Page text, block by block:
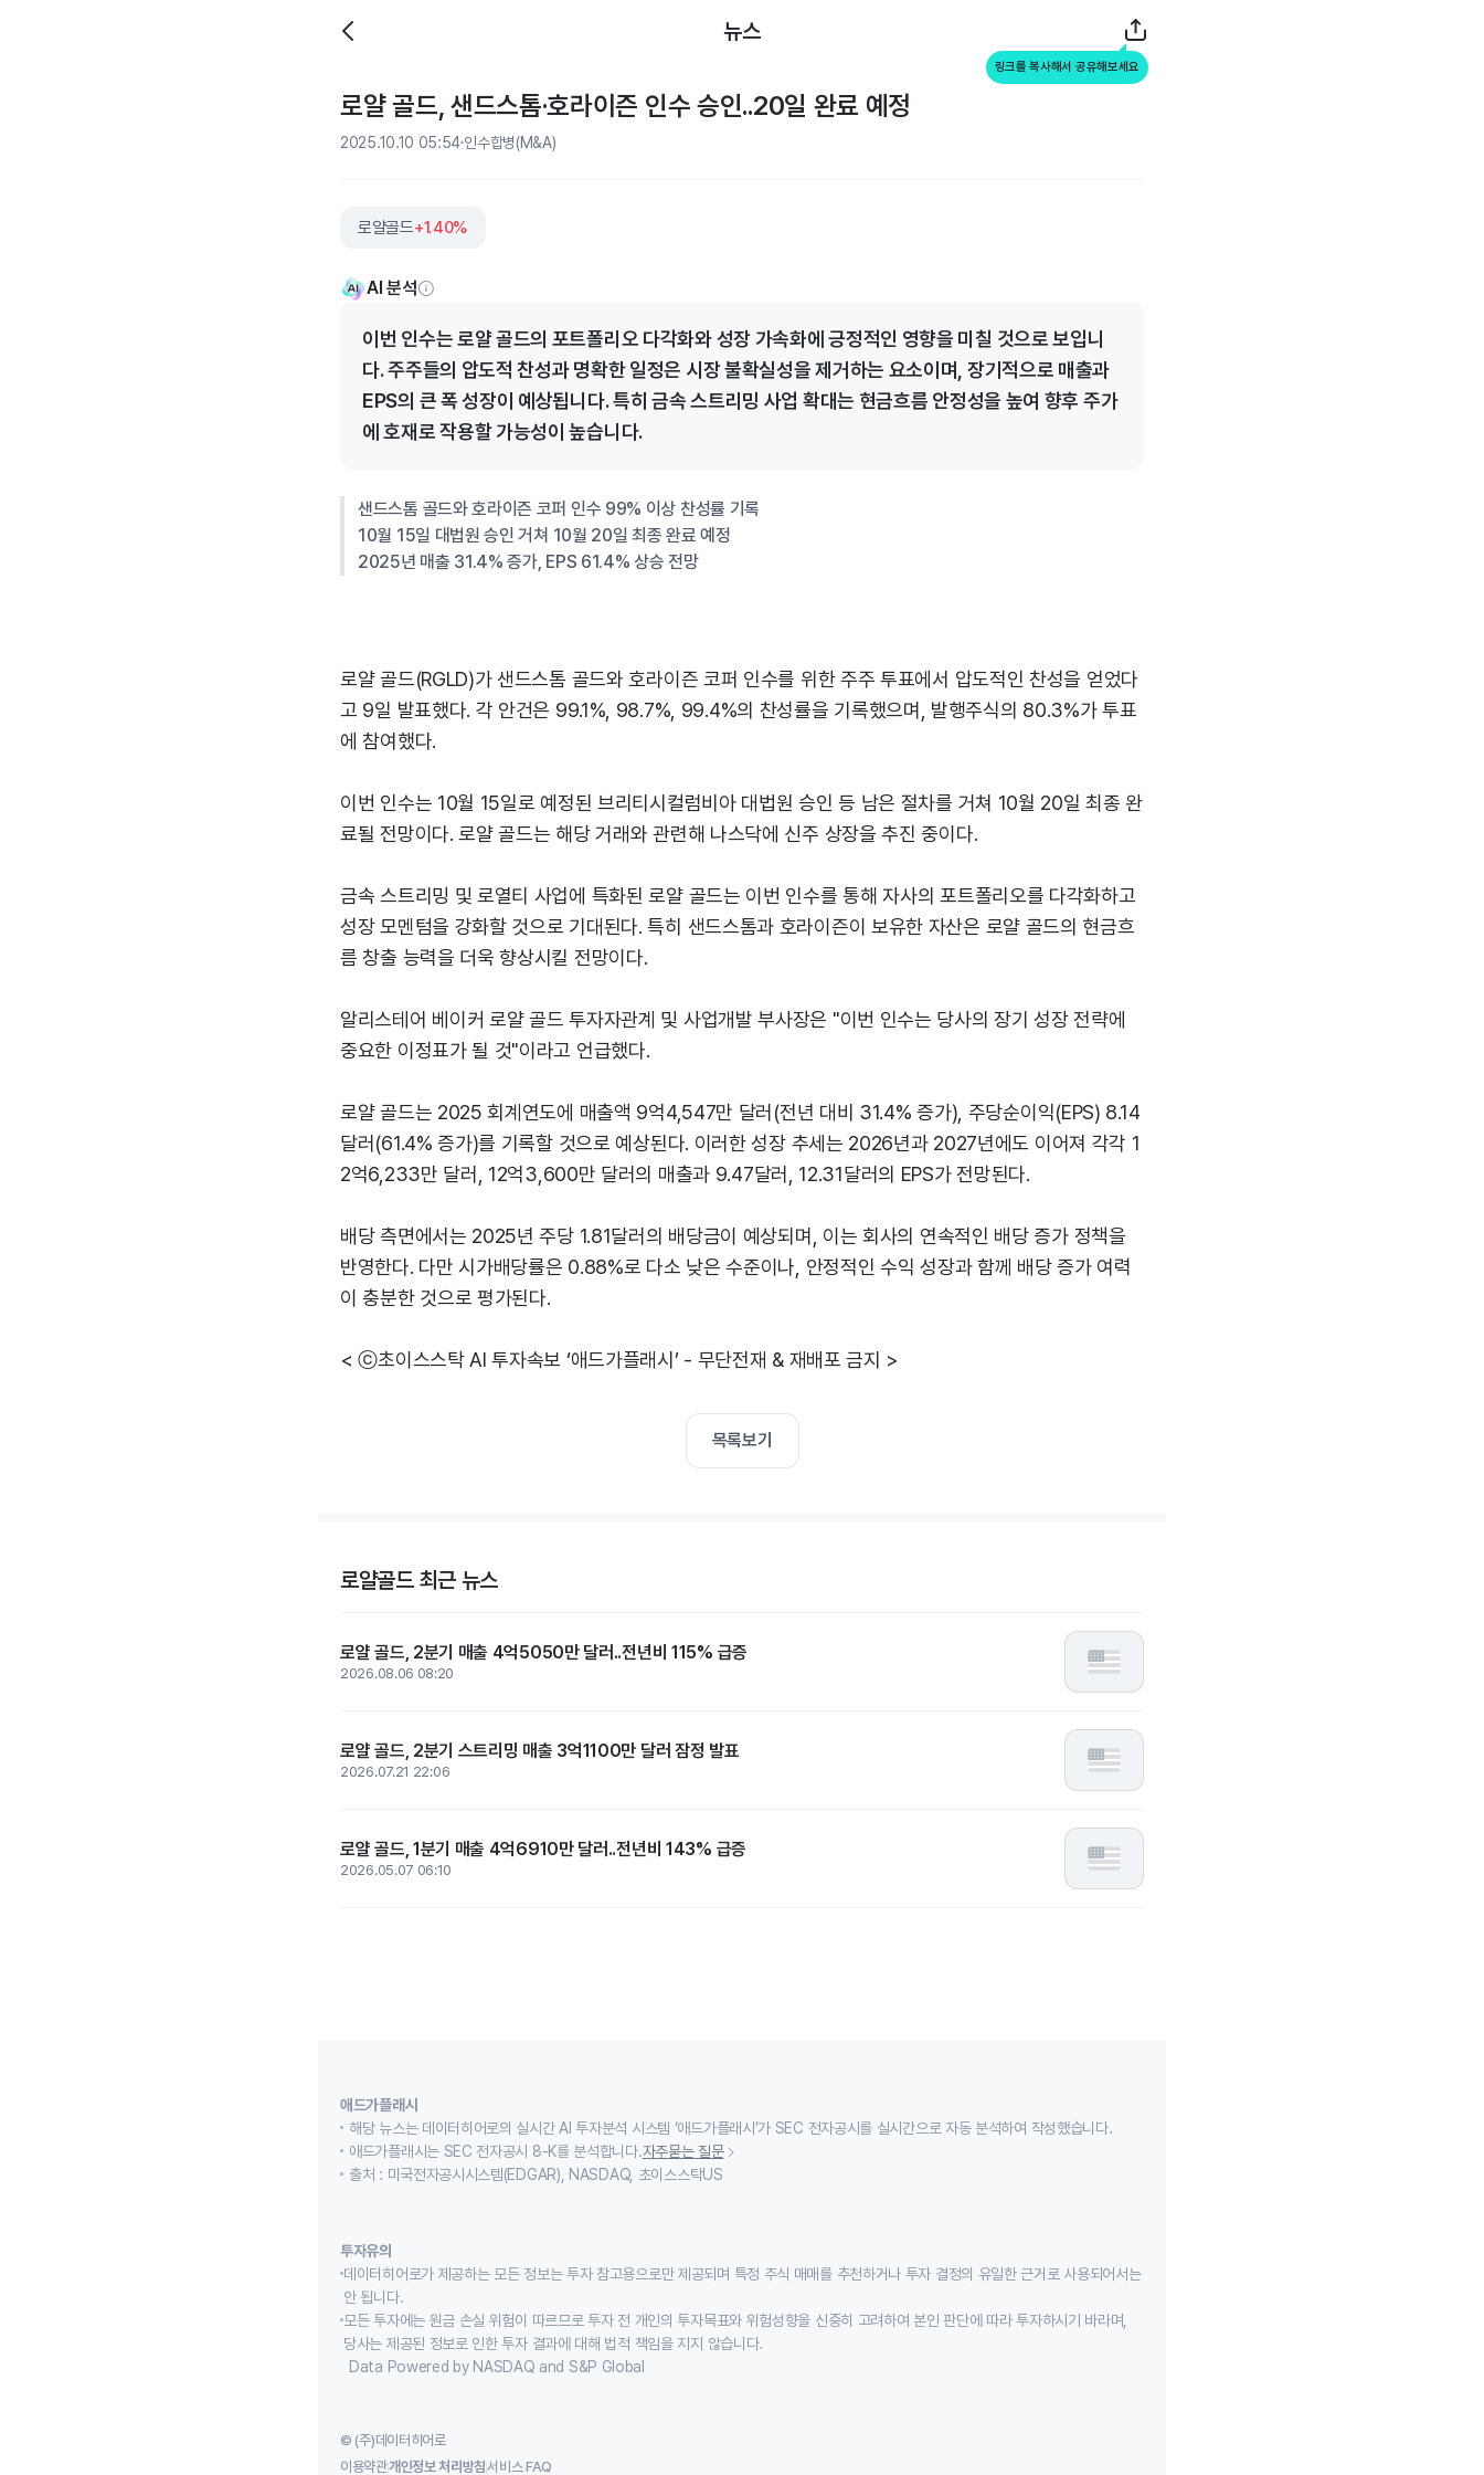
뉴스
링크를 복사해서 공유해보세요
로얄 골드, 샌드스톰·호라이즌 인수 승인..20일 완료 예정
2025.10.10 05:54 인수합병(M&A)
로얄골드+1.40%
AI 분석
이번 인수는 로얄 골드의 포트폴리오 다각화와 성장 가속화에 긍정적인 영향을 미칠 것으로 보입니
다. 주주들의 압도적 찬성과 명확한 일정은 시장 불확실성을 제거하는 요소이며, 장기적으로 매출과
EPS의 큰 폭 성장이 예상됩니다. 특히 금속 스트리밍 사업 확대는 현금흐름 안정성을 높여 향후 주가
에 호재로 작용할 가능성이 높습니다.
샌드스톰 골드와 호라이즌 코퍼 인수 99% 이상 찬성률 기록
10월 15일 대법원 승인 거쳐 10월 20일 최종 완료 예정
2025년 매출 31.4% 증가, EPS 61.4% 상승 전망
로얄 골드(RGLD)가 샌드스톰 골드와 호라이즌 코퍼 인수를 위한 주주 투표에서 압도적인 찬성을 얻었다
고 9일 발표했다. 각 안건은 99.1%, 98.7%, 99.4%의 찬성률을 기록했으며, 발행주식의 80.3%가 투표
에 참여했다.
이번 인수는 10월 15일로 예정된 브리티시컬럼비아 대법원 승인 등 남은 절차를 거쳐 10월 20일 최종 완
료될 전망이다. 로얄 골드는 해당 거래와 관련해 나스닥에 신주 상장을 추진 중이다.
금속 스트리밍 및 로열티 사업에 특화된 로얄 골드는 이번 인수를 통해 자사의 포트폴리오를 다각화하고
성장 모멘텀을 강화할 것으로 기대된다. 특히 샌드스톰과 호라이즌이 보유한 자산은 로얄 골드의 현금흐
름 창출 능력을 더욱 향상시킬 전망이다.
알리스테어 베이커 로얄 골드 투자자관계 및 사업개발 부사장은 "이번 인수는 당사의 장기 성장 전략에
중요한 이정표가 될 것"이라고 언급했다.
로얄 골드는 2025 회계연도에 매출액 9억4,547만 달러(전년 대비 31.4% 증가), 주당순이익(EPS) 8.14
달러(61.4% 증가)를 기록할 것으로 예상된다. 이러한 성장 추세는 2026년과 2027년에도 이어져 각각 1
2억6,233만 달러, 12억3,600만 달러의 매출과 9.47달러, 12.31달러의 EPS가 전망된다.
배당 측면에서는 2025년 주당 1.81달러의 배당금이 예상되며, 이는 회사의 연속적인 배당 증가 정책을
반영한다. 다만 시가배당률은 0.88%로 다소 낮은 수준이나, 안정적인 수익 성장과 함께 배당 증가 여력
이 충분한 것으로 평가된다.
< ⓒ초이스스탁 AI 투자속보 ‘애드가플래시’ - 무단전재 & 재배포 금지 >
목록보기
로얄골드 최근 뉴스
로얄 골드, 2분기 매출 4억5050만 달러..전년비 115% 급증
2026.08.06 08:20
로얄 골드, 2분기 스트리밍 매출 3억1100만 달러 잠정 발표
2026.07.21 22:06
로얄 골드, 1분기 매출 4억6910만 달러..전년비 143% 급증
2026.05.07 06:10
애드가플래시
해당 뉴스는 데이터히어로의 실시간 AI 투자분석 시스템 ‘애드가플래시’가 SEC 전자공시를 실시간으로 자동 분석하여 작성했습니다.
애드가플래시는 SEC 전자공시 8-K를 분석합니다.자주묻는 질문
출처 : 미국전자공시시스템(EDGAR), NASDAQ, 초이스스탁US
투자유의
데이터히어로가 제공하는 모든 정보는 투자 참고용으로만 제공되며 특정 주식 매매를 추천하거나 투자 결정의 유일한 근거로 사용되어서는
안 됩니다.
모든 투자에는 원금 손실 위험이 따르므로 투자 전 개인의 투자목표와 위험성향을 신중히 고려하여 본인 판단에 따라 투자하시기 바라며,
당사는 제공된 정보로 인한 투자 결과에 대해 법적 책임을 지지 않습니다.
Data Powered by NASDAQ and S&P Global
© (주)데이터히어로
이용약관개인정보 처리방침서비스 FAQ